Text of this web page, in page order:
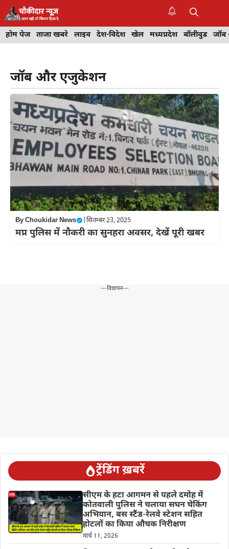
Skip
to
content
होम पेज ताजा खबरे लाइव देश-विदेश खेल मध्यप्रदेश बॉलीवुड
जॉब और एजुकेशन
ByChoukidar News सितम्बर 23, 2025
मप्र पुलिस में नौकरी का सुनहरा अवसर, देखें पूरी खबर
---विज्ञापन---
ट्रेंडिंग ख़बरें
सीएम के हटा आगमन से पहले दमोह में
कोतवाली पुलिस ने चलाया सघन चेकिंग
अभियान, बस स्टैंड-रेलवे स्टेशन सहित
होटलों का किया औचक निरीक्षण
मार्च 11, 2026